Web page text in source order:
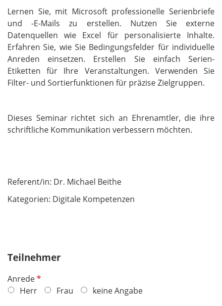
Lernen Sie, mit Microsoft professionelle Serienbriefe
und -E-Mails zu erstellen. Nutzen Sie externe
Datenquellen wie Excel für personalisierte Inhalte.
Erfahren Sie, wie Sie Bedingungsfelder für individuelle
Anreden einsetzen. Erstellen Sie einfach Serien-
Etiketten für Ihre Veranstaltungen. Verwenden Sie
Filter- und Sortierfunktionen für präzise Zielgruppen.
Dieses Seminar richtet sich an Ehrenamtler, die ihre
schriftliche Kommunikation verbessern möchten.
Referent/in: Dr. Michael Beithe
Kategorien: Digitale Kompetenzen
Teilnehmer
AnredeP
f
Herr Frau keine Angabe